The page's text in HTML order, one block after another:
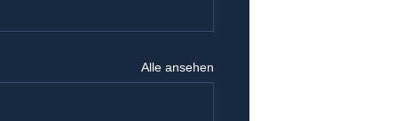
Alle ansehen